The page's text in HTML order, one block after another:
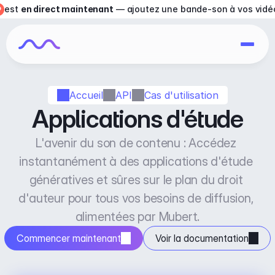
Accueil API Cas d'utilisation
Applications d'étude
L'avenir du son de contenu : Accédez
instantanément à des applications d'étude
génératives et sûres sur le plan du droit
d'auteur pour tous vos besoins de diffusion,
alimentées par Mubert.
Commencer maintenant Voir la documentation
est en direct maintenant — ajoutez une bande-son à vos